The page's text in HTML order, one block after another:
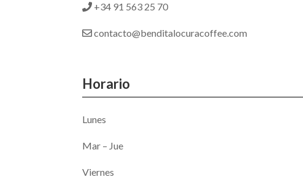
+34 91 563 25 70
contacto@benditalocuracoffee.com
Horario
Lunes
Mar – Jue
Viernes